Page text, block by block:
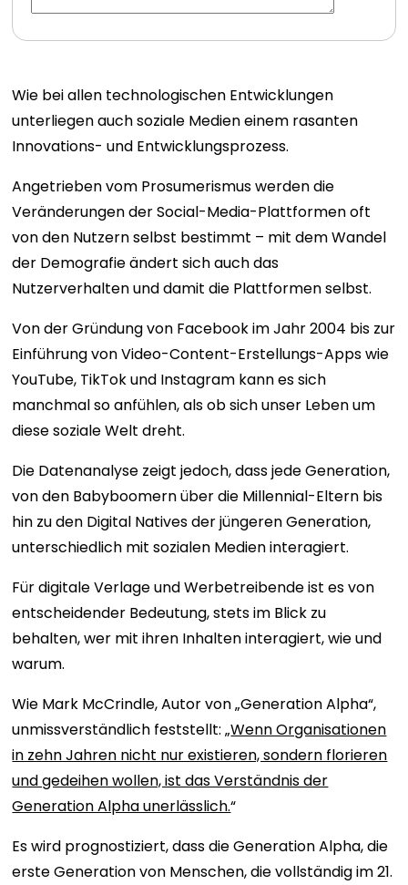
Wie bei allen technologischen Entwicklungen
unterliegen auch soziale Medien einem rasanten
Innovations- und Entwicklungsprozess.
Angetrieben vom Prosumerismus werden die
Veränderungen der Social-Media-Plattformen oft
von den Nutzern selbst bestimmt – mit dem Wandel
der Demografie ändert sich auch das
Nutzerverhalten und damit die Plattformen selbst.
Von der Gründung von Facebook im Jahr 2004 bis zur
Einführung von Video-Content-Erstellungs-Apps wie
YouTube, TikTok und Instagram kann es sich
manchmal so anfühlen, als ob sich unser Leben um
diese soziale Welt dreht.
Die Datenanalyse zeigt jedoch, dass jede Generation,
von den Babyboomern über die Millennial-Eltern bis
hin zu den Digital Natives der jüngeren Generation,
unterschiedlich mit sozialen Medien interagiert.
Für digitale Verlage und Werbetreibende ist es von
entscheidender Bedeutung, stets im Blick zu
behalten, wer mit ihren Inhalten interagiert, wie und
warum.
Wie Mark McCrindle, Autor von „Generation Alpha“,
unmissverständlich feststellt: „Wenn Organisationen
in zehn Jahren nicht nur existieren, sondern florieren
und gedeihen wollen, ist das Verständnis der
Generation Alpha unerlässlich.“
Es wird prognostiziert, dass die Generation Alpha, die
erste Generation von Menschen, die vollständig im 21.